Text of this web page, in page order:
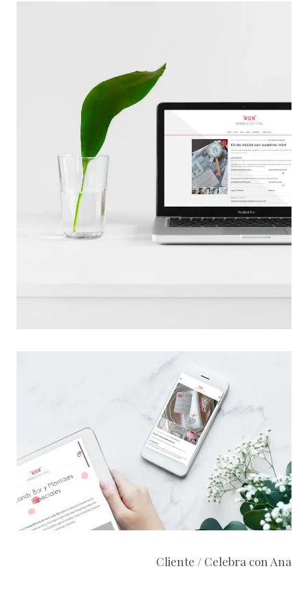
Cliente / Celebra con Ana